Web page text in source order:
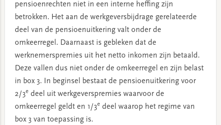
pensioenrechten niet in een interne heffing zijn
betrokken. Het aan de werkgeversbijdrage gerelateerde
deel van de pensioenuitkering valt onder de
omkeerregel. Daarnaast is gebleken dat de
werknemerspremies uit het netto inkomen zijn betaald.
Deze vallen dus niet onder de omkeerregel en zijn belast
in box 3. In beginsel bestaat de pensioenuitkering voor
2/3edeel uit werkgeverspremies waarvoor de
omkeerregel geldt en 1/3edeel waarop het regime van
box 3 van toepassing is.